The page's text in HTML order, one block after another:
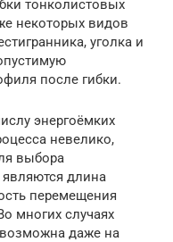
тонколистовых
некоторых видов
уголка и
после гибки.
энергоёмких
невелико,
выбора
длина
перемещения
многих случаях
возможна даже на